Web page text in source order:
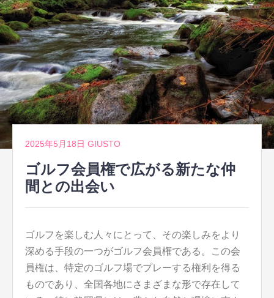
ツ
へ
ス
キ
ッ
プ
2025年5月18日 GIUSTO
ゴルフ会員権で広がる新たな仲
間との出会い
ゴルフを楽しむ人々にとって、その楽しみをより
深める手段の一つがゴルフ会員権である。
この会
員権は、特定のゴルフ場でプレーする権利を得る
ものであり、全国各地にさまざまな形で存在して